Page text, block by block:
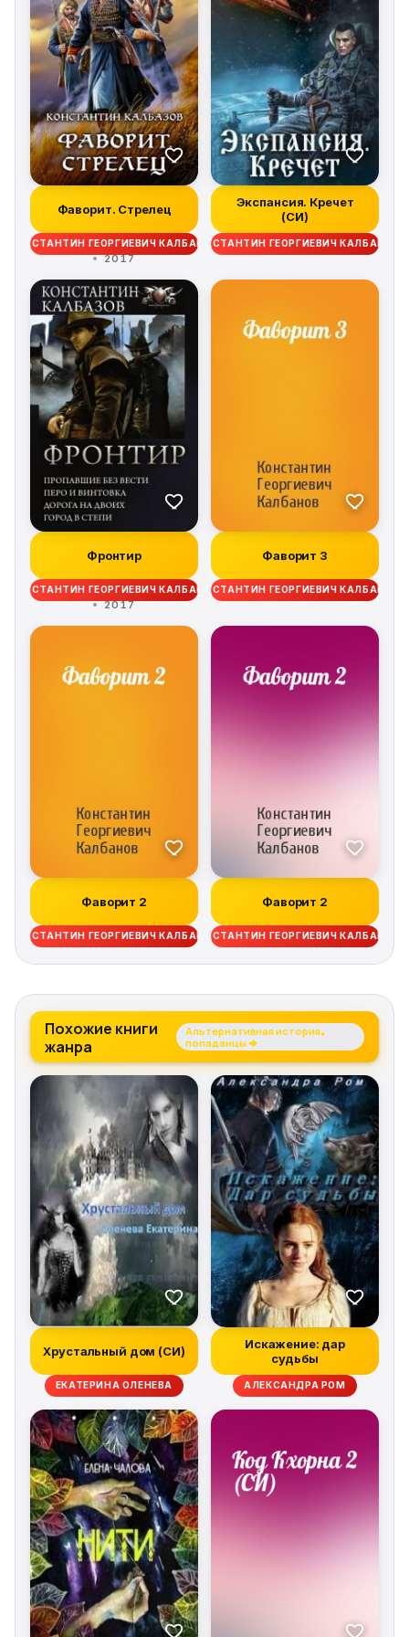
Фаворит. Стрелец
КОНСТАНТИН ГЕОРГИЕВИЧ КАЛБАНОВ
2017
Экспансия. Кречет
(СИ)
КОНСТАНТИН ГЕОРГИЕВИЧ КАЛБАНОВ
Фронтир
КОНСТАНТИН ГЕОРГИЕВИЧ КАЛБАНОВ
2017
Фаворит 3
КОНСТАНТИН ГЕОРГИЕВИЧ КАЛБАНОВ
Фаворит 2
КОНСТАНТИН ГЕОРГИЕВИЧ КАЛБАНОВ
Фаворит 2
КОНСТАНТИН ГЕОРГИЕВИЧ КАЛБАНОВ
Похожие книги
жанра
Альтернативная история,
попаданцы →
Хрустальный дом (СИ)
ЕКАТЕРИНА ОЛЕНЕВА
Искажение: дар
судьбы
АЛЕКСАНДРА РОМ